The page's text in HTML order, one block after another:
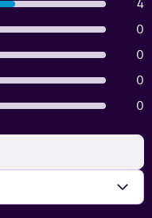
4
0
0
0
0